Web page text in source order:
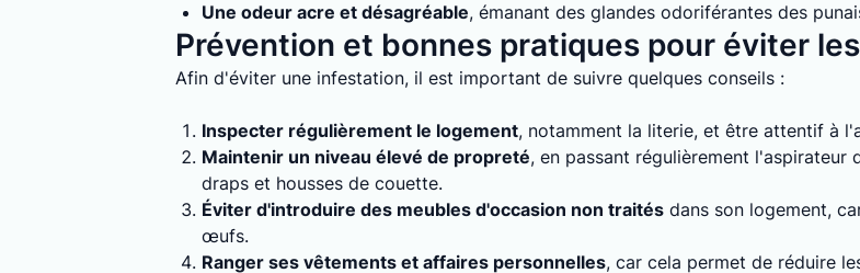
Une odeur acre et désagréable, émanant des glandes odoriférantes des
Prévention et bonnes pratiques pour éviter
Afin d'éviter une infestation, il est important de suivre quelques conseils :
Inspecter régulièrement le logement, notamment la literie, et être attentif à
Maintenir un niveau élevé de propreté, en passant régulièrement l'aspirateur
draps et housses de couette.
Éviter d'introduire des meubles d'occasion non traités dans son logement,
œufs.
Ranger ses vêtements et affaires personnelles, car cela permet de réduire